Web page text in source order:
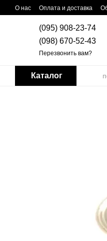
Перейти к основному
О нас Оплата и доставка
(095) 908-23-74
(098) 670-52-43
Перезвонить вам?
Каталог